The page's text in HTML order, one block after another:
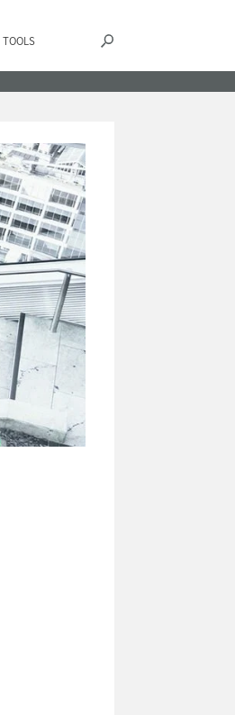
TOOLS